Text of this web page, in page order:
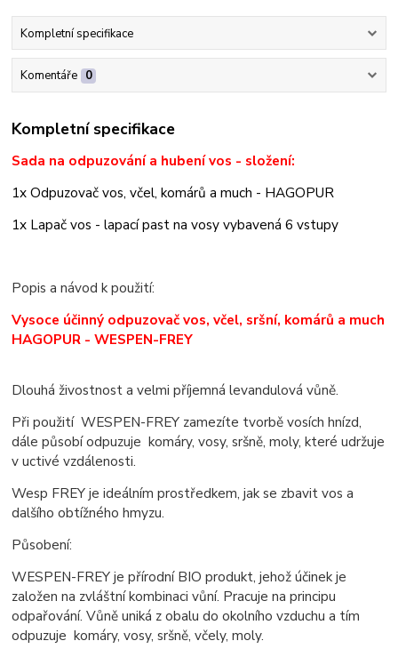
Kompletní specifikace
Komentáře 0
Kompletní specifikace
Sada na odpuzování a hubení vos - složení:
1x Odpuzovač vos, včel, komárů a much - HAGOPUR
1x Lapač vos - lapací past na vosy vybavená 6 vstupy
Popis a návod k použití:
Vysoce účinný odpuzovač vos, včel, sršní, komárů a much
HAGOPUR - WESPEN-FREY
Dlouhá živostnost a velmi příjemná levandulová vůně.
Při použití WESPEN-FREY zamezíte tvorbě vosích hnízd,
dále působí odpuzuje komáry, vosy, sršně, moly, které udržuje
v uctivé vzdálenosti.
Wesp FREY je ideálním prostředkem, jak se zbavit vos a
dalšího obtížného hmyzu.
Působení:
WESPEN-FREY je přírodní BIO produkt, jehož účinek je
založen na zvláštní kombinaci vůní. Pracuje na principu
odpařování. Vůně uniká z obalu do okolního vzduchu a tím
odpuzuje komáry, vosy, sršně, včely, moly.